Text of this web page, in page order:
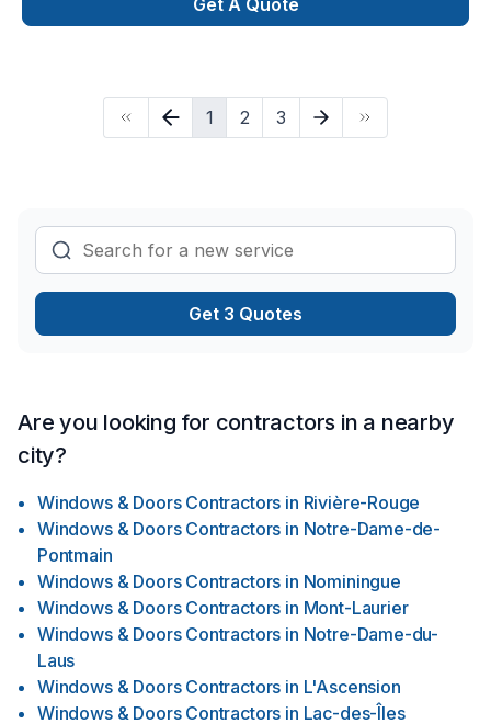
Lanaudière,Laurentides,Laval. Grâce à notre approche
impatients de collaborer avec vous pour concrétiser votre
projet. Notre engagement est simple : offrir un service
d'exception, centré sur vos besoins et vos aspirations.
Get A Quote
1 2 3
Get 3 Quotes
Are you looking for contractors in a nearby
city?
Windows & Doors Contractors in Rivière-Rouge
Windows & Doors Contractors in Notre-Dame-de-
Pontmain
Windows & Doors Contractors in Nominingue
Windows & Doors Contractors in Mont-Laurier
Windows & Doors Contractors in Notre-Dame-du-
Laus
Windows & Doors Contractors in L'Ascension
Windows & Doors Contractors in Lac-des-Îles